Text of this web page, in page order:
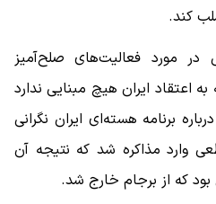
کند.
در مورد فعالیت‌های صلح‌آمیز
اعتقاد ایران هیچ مبنایی ندارد
برنامه هسته‌ای ایران نگرانی
وارد مذاکره شد که نتیجه آن
که از برجام خارج شد.